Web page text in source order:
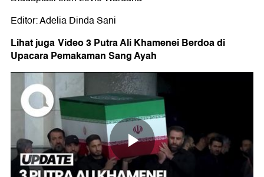
Editor: Adelia Dinda Sani
Lihat jugaVideo 3 Putra Ali Khamenei Berdoa di
Upacara Pemakaman Sang Ayah